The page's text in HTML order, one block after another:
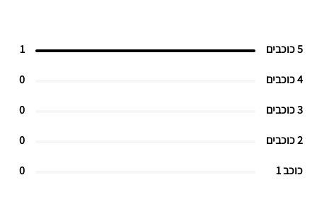
5 כוכבים 1
4 כוכבים 0
3 כוכבים 0
2 כוכבים 0
כוכב 1 0